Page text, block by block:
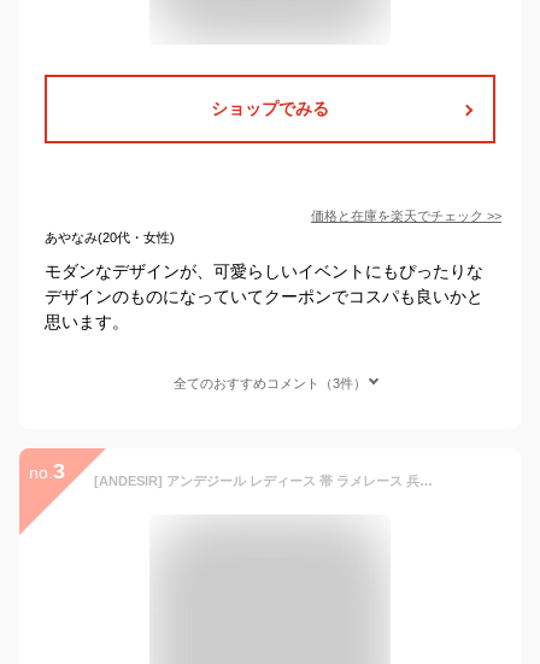
ショップでみる
価格と在庫を楽天でチェック >>
あやなみ(20代・女性)
モダンなデザインが、可愛らしいイベントにもぴったりな
デザインのものになっていてクーポンでコスパも良いかと
思います。
全てのおすすめコメント（3件）
no. 3 [ANDESIR] アンデジール レディース 帯 ラメレース 兵児帯 単品 浴衣 へこ帯 飾り帯 オフホワイト 白 紺 ネイビーライト ピンク ベビーピンク 紫 パープル グレー (ネイビー, FreeSize)